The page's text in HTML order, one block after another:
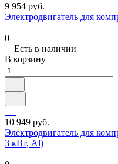
9 954 руб.
Электродвигатель для
0
Есть в наличии
В корзину
10 949 руб.
Электродвигатель для
3 кВт, Al)